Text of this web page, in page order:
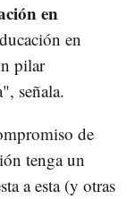
en
en
pilar
señala.
de
tenga un
a esta (y otras